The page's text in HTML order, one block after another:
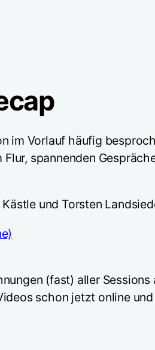
im Vorlauf häufig
spannenden
und Torsten
(fast) aller
schon jetzt online